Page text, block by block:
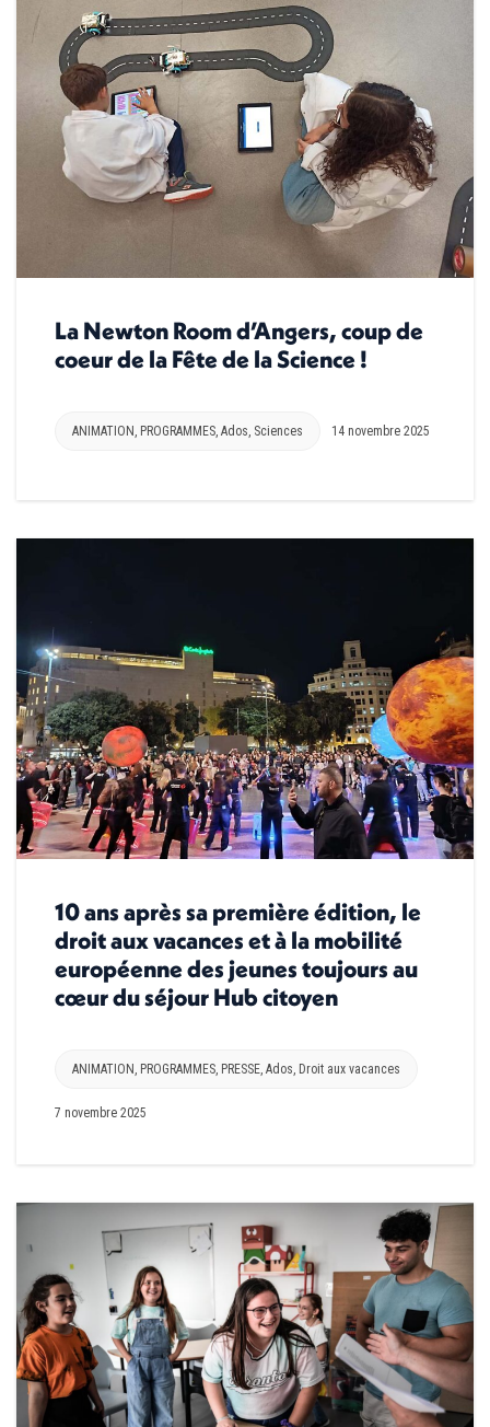
La Newton Room d’Angers, coup de
coeur de la Fête de la Science !
ANIMATION , PROGRAMMES, Ados, Sciences 14 novembre 2025
10 ans après sa première édition, le
droit aux vacances et à la mobilité
européenne des jeunes toujours au
cœur du séjour Hub citoyen
ANIMATION , PROGRAMMES, PRESSE, Ados, Droit aux vacances
7 novembre 2025